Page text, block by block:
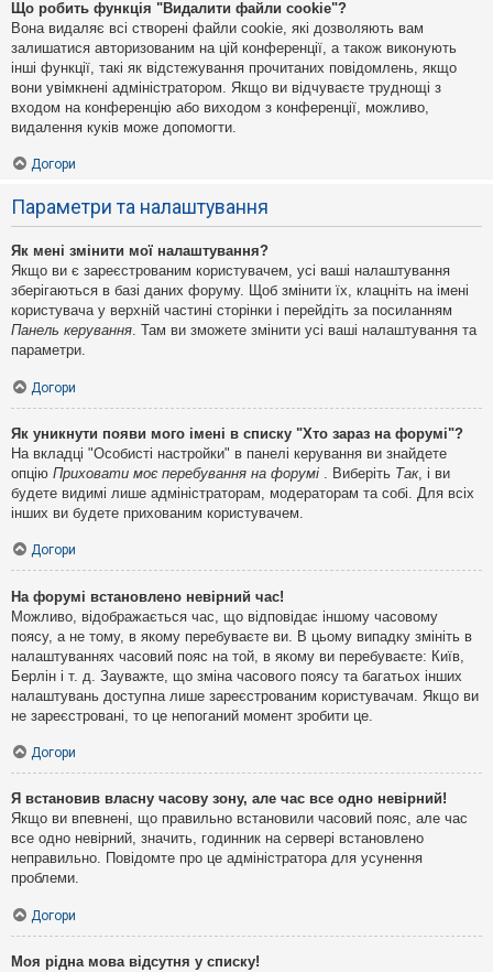
Що робить функція "Видалити файли cookie"?
Вона видаляє всі створені файли cookie, які дозволяють вам
залишатися авторизованим на цій конференції, а також виконують
інші функції, такі як відстежування прочитаних повідомлень, якщо
вони увімкнені адміністратором. Якщо ви відчуваєте труднощі з
входом на конференцію або виходом з конференції, можливо,
видалення куків може допомогти.
Догори
Параметри та налаштування
Як мені змінити мої налаштування?
Якщо ви є зареєстрованим користувачем, усі ваші налаштування
зберігаються в базі даних форуму. Щоб змінити їх, клацніть на імені
користувача у верхній частині сторінки і перейдіть за посиланням
Панель керування . Там ви зможете змінити усі ваші налаштування та
параметри.
Догори
Як уникнути появи мого імені в списку "Хто зараз на форумі"?
На вкладці "Особисті настройки" в панелі керування ви знайдете
опцію Приховати моє перебування на форумі . Виберіть Так, і ви
будете видимі лише адміністраторам, модераторам та собі. Для всіх
інших ви будете прихованим користувачем.
Догори
На форумі встановлено невірний час!
Можливо, відображається час, що відповідає іншому часовому
поясу, а не тому, в якому перебуваєте ви. В цьому випадку змініть в
налаштуваннях часовий пояс на той, в якому ви перебуваєте: Київ,
Берлін і т. д. Зауважте, що зміна часового поясу та багатьох інших
налаштувань доступна лише зареєстрованим користувачам. Якщо ви
не зареєстровані, то це непоганий момент зробити це.
Догори
Я встановив власну часову зону, але час все одно невірний!
Якщо ви впевнені, що правильно встановили часовий пояс, але час
все одно невірний, значить, годинник на сервері встановлено
неправильно. Повідомте про це адміністратора для усунення
проблеми.
Догори
Моя рідна мова відсутня у списку!